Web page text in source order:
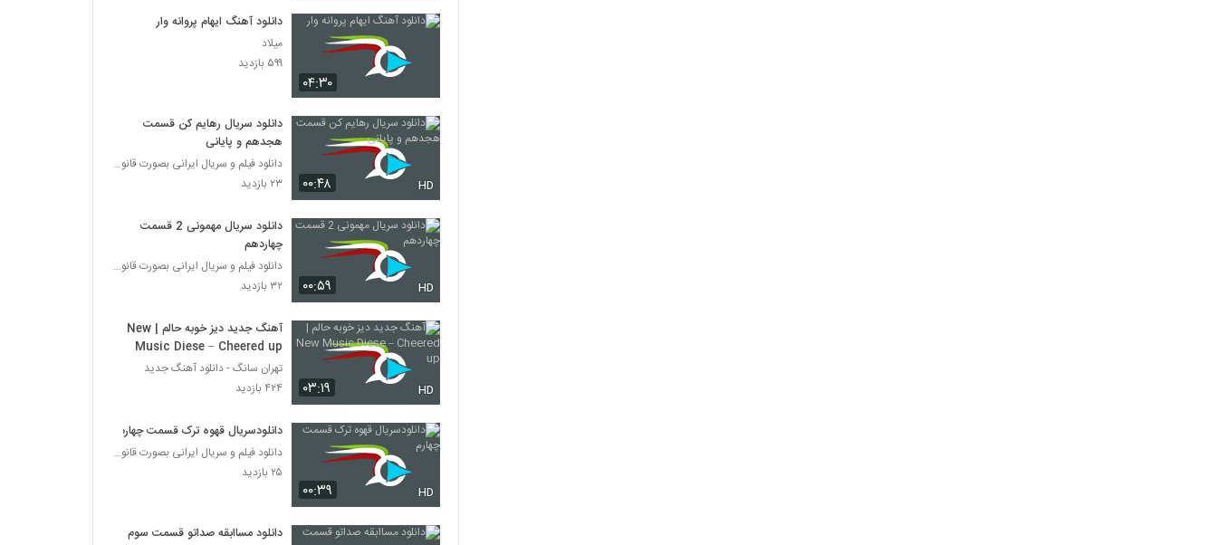
۰۴:۳۰
دانلود آهنگ ایهام پروانه وار
میلاد
۵۹۹ بازدید
۰۰:۴۸ HD
دانلود سریال رهایم کن قسمت
هجدهم و پایانی
دانلود فیلم و سریال ایرانی بصورت قانونی
۲۳ بازدید
۰۰:۵۹ HD
دانلود سریال مهمونی 2 قسمت
چهاردهم
دانلود فیلم و سریال ایرانی بصورت قانونی
۳۲ بازدید
۰۳:۱۹ HD
آهنگ جدید دیز خوبه حالم | New
Music Diese – Cheered up
تهران سانگ - دانلود آهنگ جدید
۴۲۴ بازدید
۰۰:۳۹ HD
دانلودسریال قهوه ترک قسمت چهارم
دانلود فیلم و سریال ایرانی بصورت قانونی
۲۵ بازدید
دانلود مساابقه صداتو قسمت سوم